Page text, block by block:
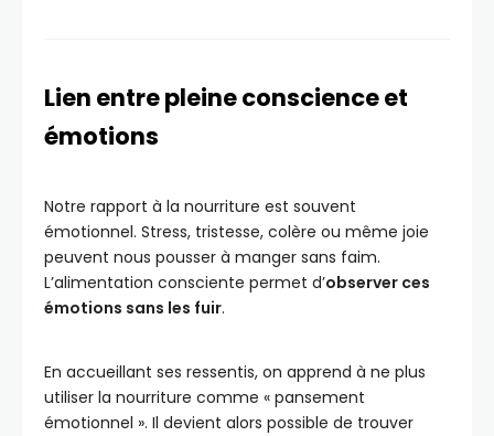
Lien entre pleine conscience et
émotions
Notre rapport à la nourriture est souvent
émotionnel. Stress, tristesse, colère ou même joie
peuvent nous pousser à manger sans faim.
L’alimentation consciente permet d’observer ces
émotions sans les fuir.
En accueillant ses ressentis, on apprend à ne plus
utiliser la nourriture comme « pansement
émotionnel ». Il devient alors possible de trouver